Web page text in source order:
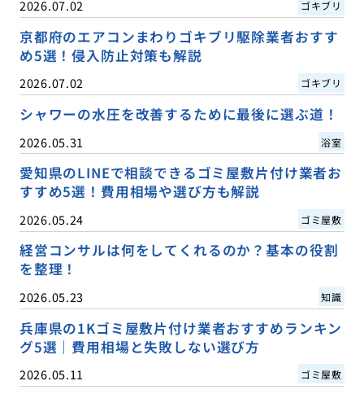
2026.07.02 ゴキブリ
京都府のエアコンまわりゴキブリ駆除業者おすす
め5選！侵入防止対策も解説
2026.07.02 ゴキブリ
シャワーの水圧を改善するために最後に選ぶ道！
2026.05.31 浴室
愛知県のLINEで相談できるゴミ屋敷片付け業者お
すすめ5選！費用相場や選び方も解説
2026.05.24 ゴミ屋敷
経営コンサルは何をしてくれるのか？基本の役割
を整理！
2026.05.23 知識
兵庫県の1Kゴミ屋敷片付け業者おすすめランキン
グ5選｜費用相場と失敗しない選び方
2026.05.11 ゴミ屋敷